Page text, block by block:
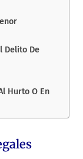
Delito De
Hurto O En